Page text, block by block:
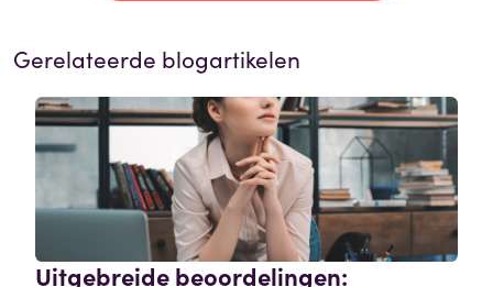
Gerelateerde blogartikelen
Uitgebreide beoordelingen: